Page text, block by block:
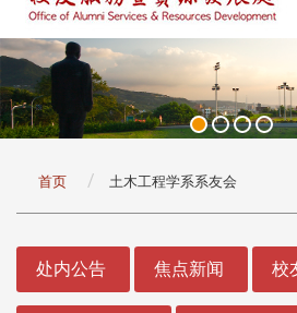
首页 土木工程学系系友会
处内公告 焦点新闻 校